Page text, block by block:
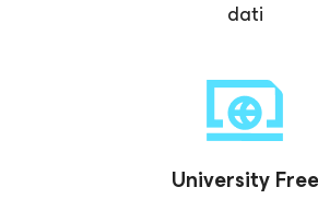
dati
University Free